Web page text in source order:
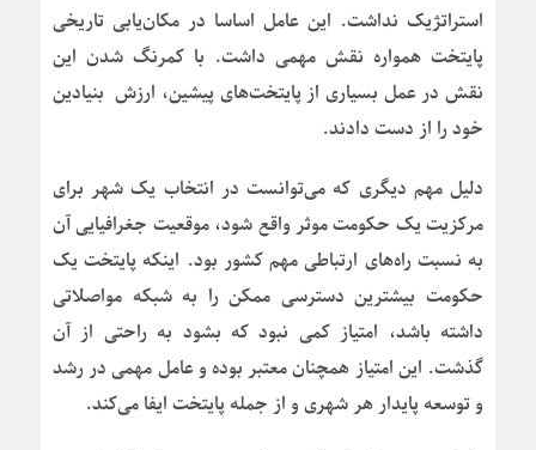
استراتژیک نداشت. این عامل اساسا در مکان‌یابی تاریخی
پایتخت همواره نقش مهمی داشت. با کمرنگ شدن این
نقش در عمل بسیاری از پایتخت‌های پیشین، ارزش بنیادین
خود را از دست دادند.
دلیل مهم دیگری که می‌توانست در انتخاب یک شهر برای
مرکزیت یک حکومت موثر واقع شود، موقعیت جغرافیایی آن
به نسبت راه‌های ارتباطی مهم کشور بود. اینکه پایتخت یک
حکومت بیشترین دسترسی ممکن را به شبکه مواصلاتی
داشته باشد، امتیاز کمی نبود که بشود به راحتی از آن
گذشت. این امتیاز همچنان معتبر بوده و عامل مهمی در رشد
و توسعه پایدار هر شهری و از جمله پایتخت ایفا می‌کند.